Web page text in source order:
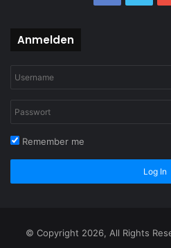
Anmelden
Remember me
Log In
© Copyright 2026, All Rights